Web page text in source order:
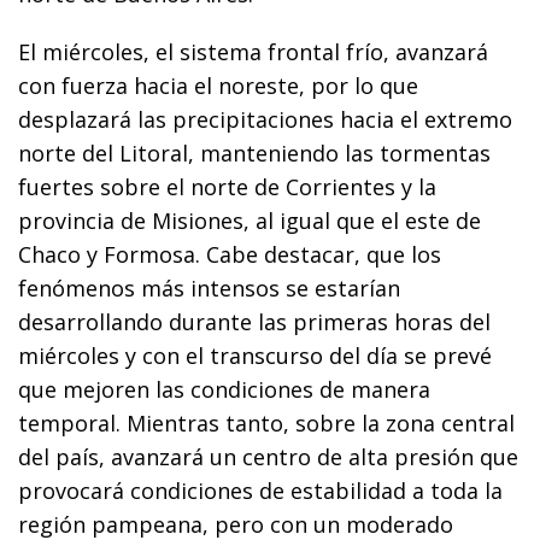
El miércoles, el sistema frontal frío, avanzará
con fuerza hacia el noreste, por lo que
desplazará las precipitaciones hacia el extremo
norte del Litoral, manteniendo las tormentas
fuertes sobre el norte de Corrientes y la
provincia de Misiones, al igual que el este de
Chaco y Formosa. Cabe destacar, que los
fenómenos más intensos se estarían
desarrollando durante las primeras horas del
miércoles y con el transcurso del día se prevé
que mejoren las condiciones de manera
temporal. Mientras tanto, sobre la zona central
del país, avanzará un centro de alta presión que
provocará condiciones de estabilidad a toda la
región pampeana, pero con un moderado